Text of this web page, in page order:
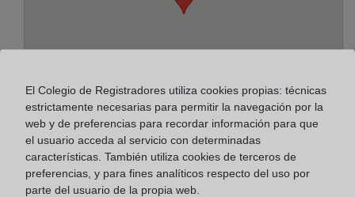
Dirección:
El Colegio de Registradores utiliza cookies propias: técnicas
estrictamente necesarias para permitir la navegación por la
web y de preferencias para recordar información para que
el usuario acceda al servicio con determinadas
características. También utiliza cookies de terceros de
preferencias, y para fines analíticos respecto del uso por
parte del usuario de la propia web.